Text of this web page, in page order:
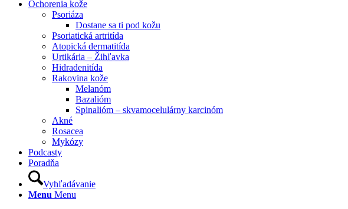
Ochorenia kože
Psoriáza
Dostane sa ti pod kožu
Psoriatická artritída
Atopická dermatitída
Urtikária – Žihľavka
Hidradenitída
Rakovina kože
Melanóm
Bazalióm
Spinalióm – skvamocelulárny karcinóm
Akné
Rosacea
Mykózy
Podcasty
Poradňa
Vyhľadávanie
Menu Menu